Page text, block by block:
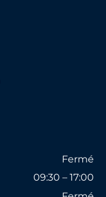
Fermé
09:30 – 17:00